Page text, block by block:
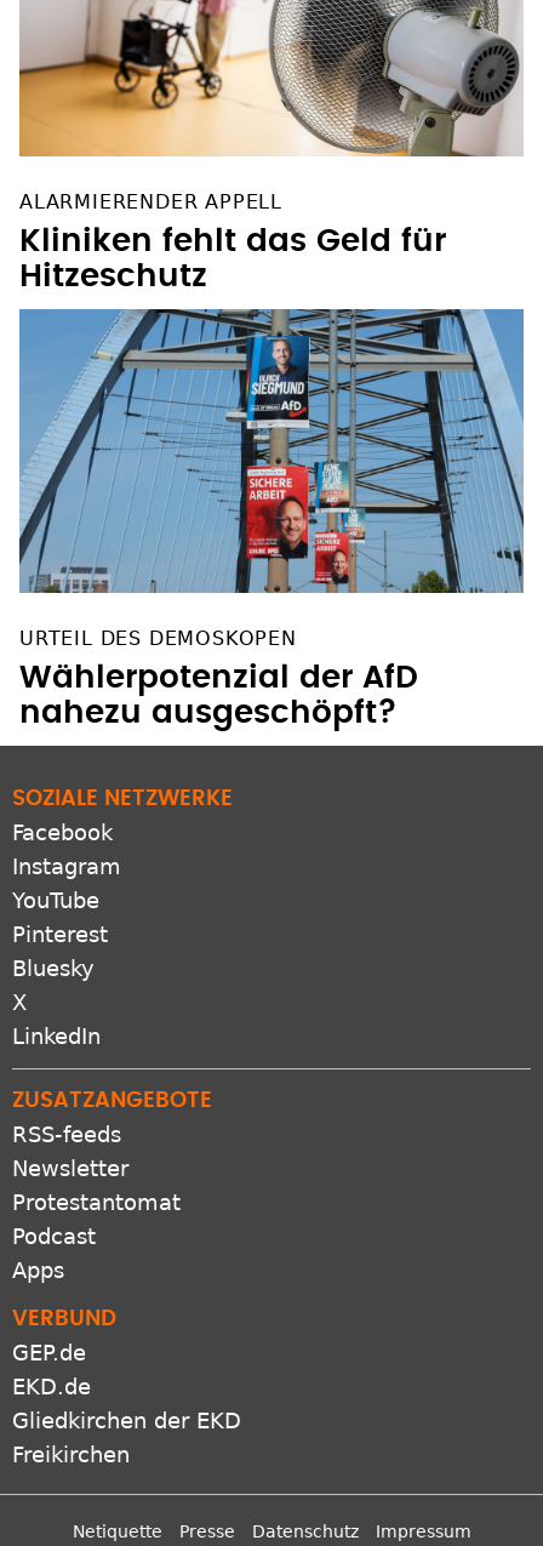
ALARMIERENDER APPELL
Kliniken fehlt das Geld für
Hitzeschutz
URTEIL DES DEMOSKOPEN
Wählerpotenzial der AfD
nahezu ausgeschöpft?
SOZIALE NETZWERKE
Facebook
Instagram
YouTube
Pinterest
Bluesky
X
LinkedIn
ZUSATZANGEBOTE
RSS-feeds
Newsletter
Protestantomat
Podcast
Apps
VERBUND
GEP.de
EKD.de
Gliedkirchen der EKD
Freikirchen
Netiquette Presse Datenschutz Impressum